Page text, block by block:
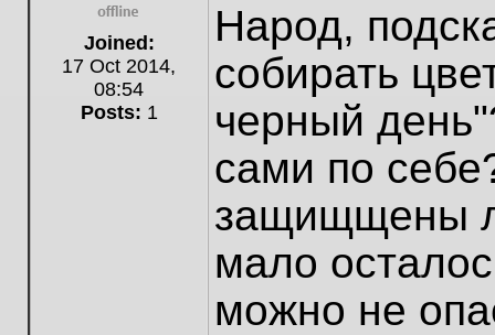
Offline
Joined:
17 Oct 2014,
08:54
Posts: 1
Народ,
собирать
черный
сами по
защищщены
мало
можно не